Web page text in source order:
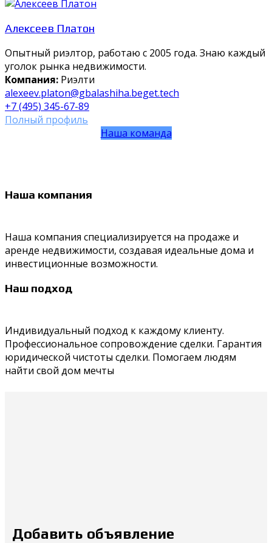
Алексеев Платон
Опытный риэлтор, работаю с 2005 года. Знаю каждый
уголок рынка недвижимости.
Компания: Риэлти
alexeev.platon@gbalashiha.beget.tech
+7 (495) 345-67-89
Полный профиль
Наша команда
Наша компания
Наша компания специализируется на продаже и
аренде недвижимости, создавая идеальные дома и
инвестиционные возможности.
Наш подход
Индивидуальный подход к каждому клиенту.
Профессиональное сопровождение сделки. Гарантия
юридической чистоты сделки. Помогаем людям
найти свой дом мечты
Добавить объявление